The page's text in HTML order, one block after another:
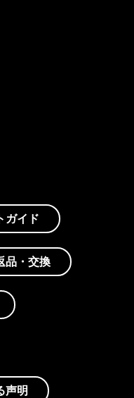
ガイド
品・交換
声明